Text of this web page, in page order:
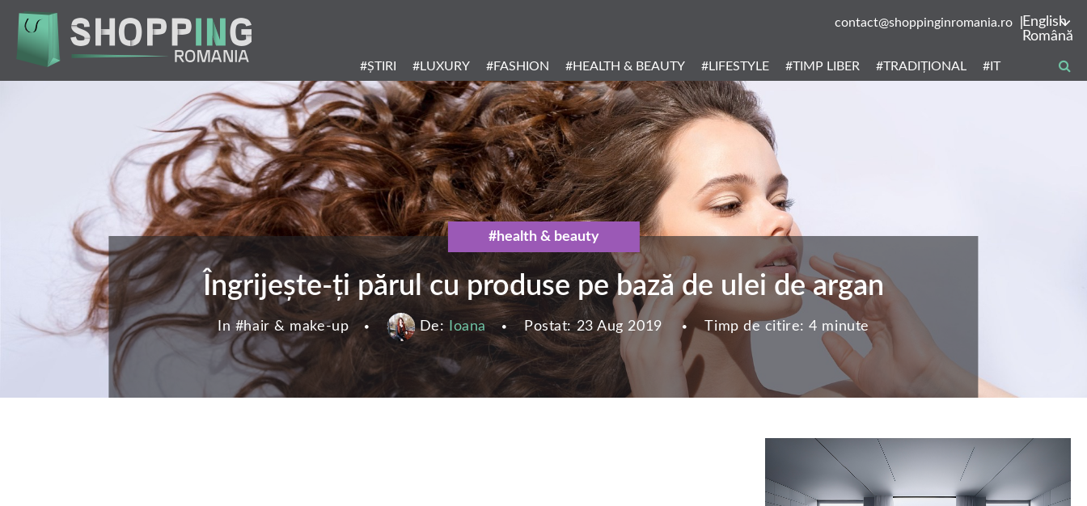
conţinutul
principal
contact@shoppinginromania.ro
English
Română
Menu
Categories
#ȘTIRI #LUXURY #FASHION #HEALTH & BEAUTY #LIFESTYLE #TIMP LIBER #TRADIȚIONAL #IT
#health & beauty
Îngrijește-ți părul cu produse pe bază de ulei de argan
In #hair & make-up De: Ioana Postat:23 Aug 2019 Timp de citire: 4 minute